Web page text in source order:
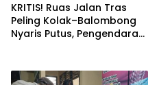
KRITIS! Ruas Jalan Tras
Peling Kolak–Balombong
Nyaris Putus, Pengendara